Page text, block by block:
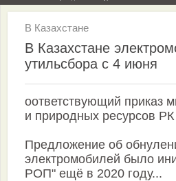
В Казахстане
В Казахстане
утильсбора с 4 июня
оответствующий приказ
и природных ресурсов
Предложение об
электромобилей было
РОП" ещё в 2020 году...